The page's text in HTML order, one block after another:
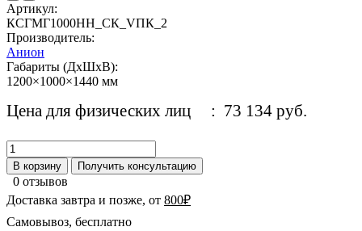
Артикул:
КСГМГ1000НН_СК_VПК_2
Производитель:
Анион
Габариты (ДхШхВ):
1200×1000×1440 мм
Цена для физических лиц : 73 134 руб.
В корзину Получить консультацию
0 отзывов
Доставка завтра и позже, от 800₽
Самовывоз, бесплатно